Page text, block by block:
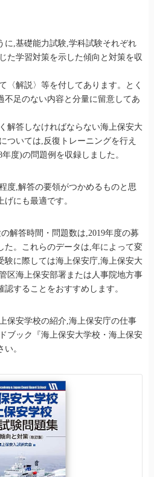
,基礎能力試験,学科試験それぞれ
た学習対策を示した傾向と対策を収
解説〉等を付してあります。とく
不足のない内容と分量に留意してあ
解答しなければならない海上保安大
ついては,反復トレーニングを行え
度)の問題例を収録しました。
度,解答の要領がつかめるものと思
にも最適です。
解答時間・問題数は,2019年度の募
た。これらのデータは,年によって変
験に際しては海上保安庁,海上保安大
区海上保安部署または人事院地方事
することをおすすめします。
保安学校の紹介,海上保安庁の仕事
ブック『海上保安大学校・海上保安
。